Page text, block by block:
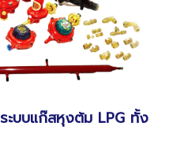
บบแก๊สหุงต้ม LPG ทั้ง